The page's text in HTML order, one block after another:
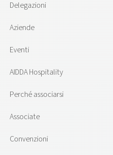
Delegazioni
Aziende
Eventi
AIDDA Hospitality
Perché associarsi
Associate
Convenzioni